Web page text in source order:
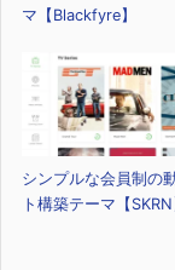
マ【Blackfyre】
シンプルな会員制の
ト構築テーマ【SKRN